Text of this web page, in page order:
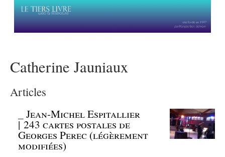
Catherine Jauniaux
Articles
_Jean-Michel Espitallier
| 243 cartes postales de
Georges Perec (légèrement
modifiées)